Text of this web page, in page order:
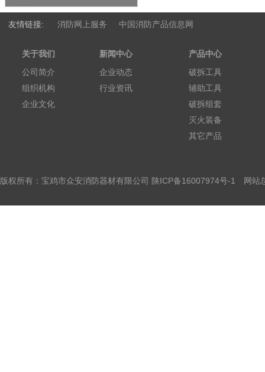
友情链接: 消防网上服务 中国消防产品信息网
关于我们
公司简介
组织机构
企业文化
新闻中心
企业动态
行业资讯
产品中心
破拆工具
辅助工具
破拆组套
灭火装备
其它产品
版权所有：宝鸡市众安消防器材有限公司 陕ICP备16007974号-1 网站